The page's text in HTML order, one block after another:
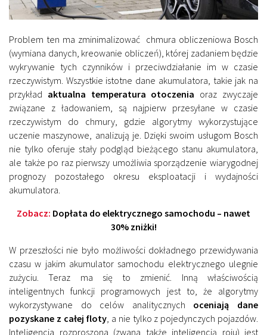
Problem ten ma zminimalizować chmura obliczeniowa Bosch
(wymiana danych, kreowanie obliczeń), której zadaniem będzie
wykrywanie tych czynników i przeciwdziałanie im w czasie
rzeczywistym. Wszystkie istotne dane akumulatora, takie jak na
przykład aktualna temperatura otoczenia oraz zwyczaje
związane z ładowaniem, są najpierw przesyłane w czasie
rzeczywistym do chmury, gdzie algorytmy wykorzystujące
uczenie maszynowe, analizują je. Dzięki swoim usługom Bosch
nie tylko oferuje stały podgląd bieżącego stanu akumulatora,
ale także po raz pierwszy umożliwia sporządzenie wiarygodnej
prognozy pozostałego okresu eksploatacji i wydajności
akumulatora.
Zobacz: Dopłata do elektrycznego samochodu – nawet
30% zniżki!
W przeszłości nie było możliwości dokładnego przewidywania
czasu w jakim akumulator samochodu elektrycznego ulegnie
zużyciu. Teraz ma się to zmienić. Inną właściwością
inteligentnych funkcji programowych jest to, że algorytmy
wykorzystywane do celów analitycznych oceniają dane
pozyskane z całej floty, a nie tylko z pojedynczych pojazdów.
Inteligencja rozproszona (zwana także inteligencją roju) jest